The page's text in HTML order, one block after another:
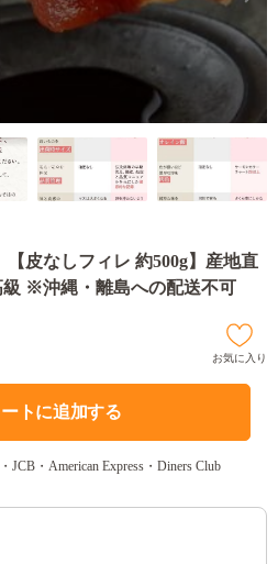
【皮なしフィレ 約500g】産地直
※沖縄・離島への配送不可
お気に入り
トに追加する
・American Express・Diners Club